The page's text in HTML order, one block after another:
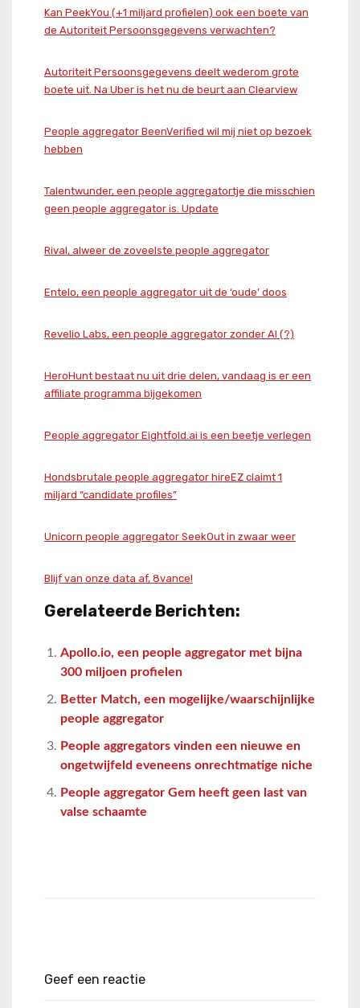
Kan PeekYou (+1 miljard profielen) ook een boete van
de Autoriteit Persoonsgegevens verwachten?
Autoriteit Persoonsgegevens deelt wederom grote
boete uit. Na Uber is het nu de beurt aan Clearview
People aggregator BeenVerified wil mij niet op bezoek
hebben
Talentwunder, een people aggregatortje die misschien
geen people aggregator is. Update
Rival, alweer de zoveelste people aggregator
Entelo, een people aggregator uit de ‘oude’ doos
Revelio Labs, een people aggregator zonder AI (?)
HeroHunt bestaat nu uit drie delen, vandaag is er een
affiliate programma bijgekomen
People aggregator Eightfold.ai is een beetje verlegen
Hondsbrutale people aggregator hireEZ claimt 1
miljard “candidate profiles”
Unicorn people aggregator SeekOut in zwaar weer
Blijf van onze data af, 8vance!
Gerelateerde Berichten:
Apollo.io, een people aggregator met bijna
300 miljoen profielen
Better Match, een mogelijke/waarschijnlijke
people aggregator
People aggregators vinden een nieuwe en
ongetwijfeld eveneens onrechtmatige niche
People aggregator Gem heeft geen last van
valse schaamte
Geef een reactie